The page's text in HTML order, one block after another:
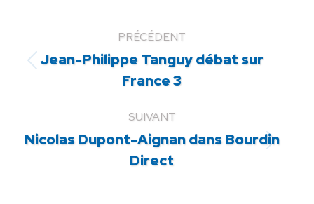
PRÉCÉDENT
Article
précédent
Jean-Philippe Tanguy débat sur
France 3
SUIVANT
Article
suivant
Nicolas Dupont-Aignan dans Bourdin
Direct